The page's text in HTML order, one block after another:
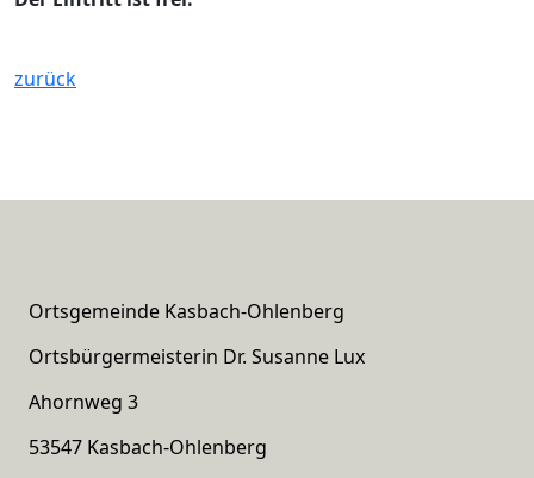
zurück
Ortsgemeinde Kasbach-Ohlenberg
Ortsbürgermeisterin Dr. Susanne Lux
Ahornweg 3
53547 Kasbach-Ohlenberg